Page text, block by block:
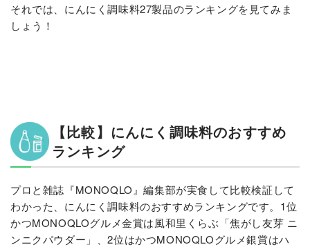
それでは、にんにく調味料27製品のランキングを見てみま
しょう！
【比較】にんにく調味料のおすすめ
ランキング
プロと雑誌『MONOQLO』編集部が実食して比較検証して
わかった、にんにく調味料のおすすめランキングです。1位
かつMONOQLOグルメ金賞は風和里くらぶ「焦がし友芽 ニ
ンニクパウダー」、2位はかつMONOQLOグルメ銀賞はハ